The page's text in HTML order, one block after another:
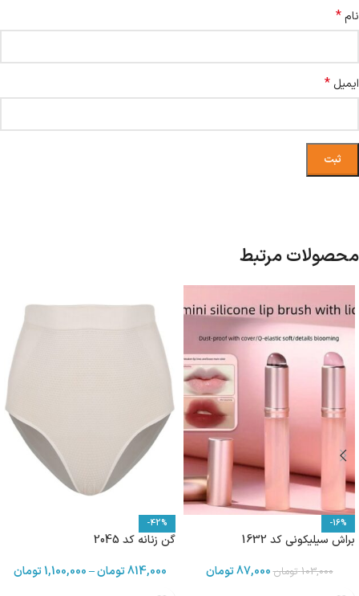
نام*
ایمیل *
محصولات مرتبط
-16%
براش سیلیکونی کد 1632
103,000 تومان87,000تومان
-42%
گن زنانه کد 2045
814,000تومان–
1,100,000تومان